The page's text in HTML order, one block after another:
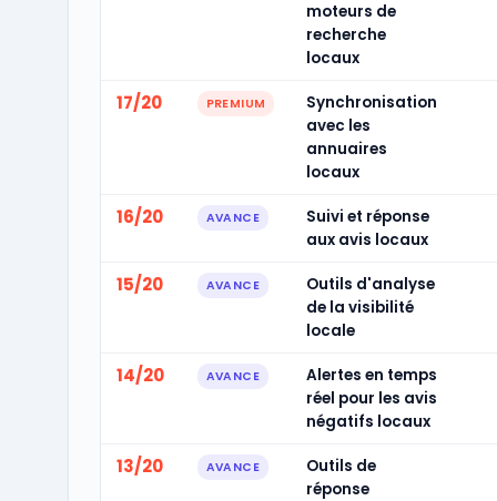
moteurs de
recherche
locaux
17/20 PREMIUM
Synchronisation
avec les
annuaires
locaux
16/20 AVANCE
Suivi et réponse
aux avis locaux
15/20 AVANCE
Outils d'analyse
de la visibilité
locale
14/20 AVANCE
Alertes en temps
réel pour les avis
négatifs locaux
13/20 AVANCE
Outils de
réponse